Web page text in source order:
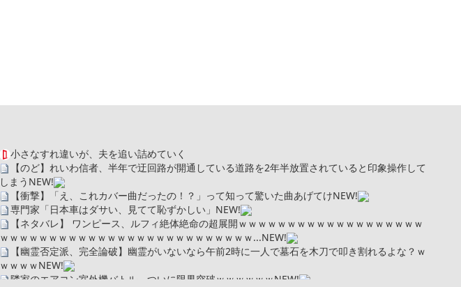
小さなすれ違いが、夫を追い詰めていく
【のど】れいわ信者、半年で迂回路が開通している道路を2年半放置されていると印象操作して
しまう NEW!
【衝撃】「え、これカバー曲だったの！？」って知って驚いた曲あげてけNEW!
専門家「日本車はダサい、見てて恥ずかしい」 NEW!
【ネタバレ】 ワンピース、ルフィ絶体絶命の超展開ｗｗｗｗｗｗｗｗｗｗｗｗｗｗｗｗｗｗｗ
ｗｗｗｗｗｗｗｗｗｗｗｗｗｗｗｗｗｗｗｗｗｗｗｗｗｗ...NEW!
【幽霊否定派、完全論破】幽霊がいないなら午前2時に一人で墓石を木刀で叩き割れるよな？ｗ
ｗｗｗｗNEW!
隣家のエアコン室外機バトル、ついに限界突破ｗｗｗｗｗｗNEW!